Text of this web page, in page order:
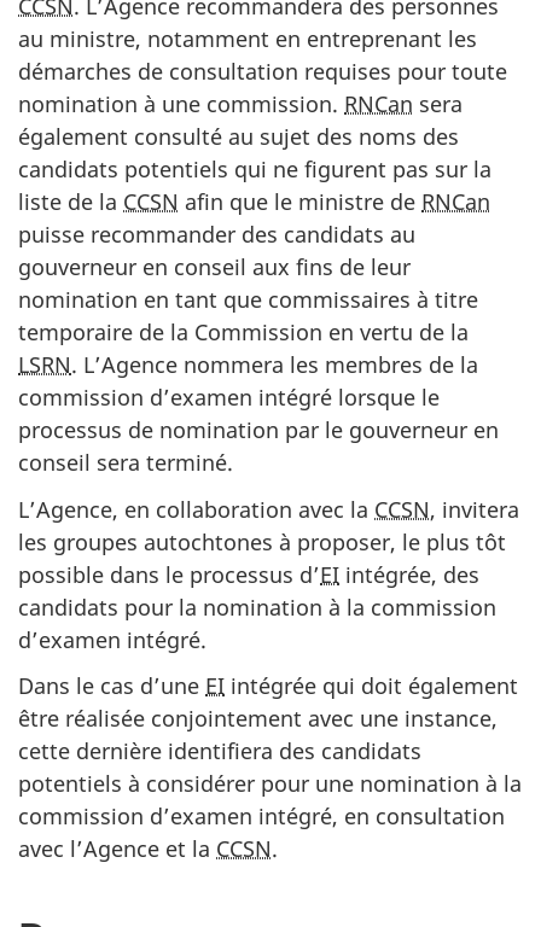
CCSN. L’Agence recommandera des personnes
au ministre, notamment en entreprenant les
démarches de consultation requises pour toute
nomination à une commission. RNCan sera
également consulté au sujet des noms des
candidats potentiels qui ne figurent pas sur la
liste de la CCSN afin que le ministre de RNCan
puisse recommander des candidats au
gouverneur en conseil aux fins de leur
nomination en tant que commissaires à titre
temporaire de la Commission en vertu de la
LSRN. L’Agence nommera les membres de la
commission d’examen intégré lorsque le
processus de nomination par le gouverneur en
conseil sera terminé.
L’Agence, en collaboration avec la CCSN, invitera
les groupes autochtones à proposer, le plus tôt
possible dans le processus d’EI intégrée, des
candidats pour la nomination à la commission
d’examen intégré.
Dans le cas d’une EI intégrée qui doit également
être réalisée conjointement avec une instance,
cette dernière identifiera des candidats
potentiels à considérer pour une nomination à la
commission d’examen intégré, en consultation
avec l’Agence et la CCSN.